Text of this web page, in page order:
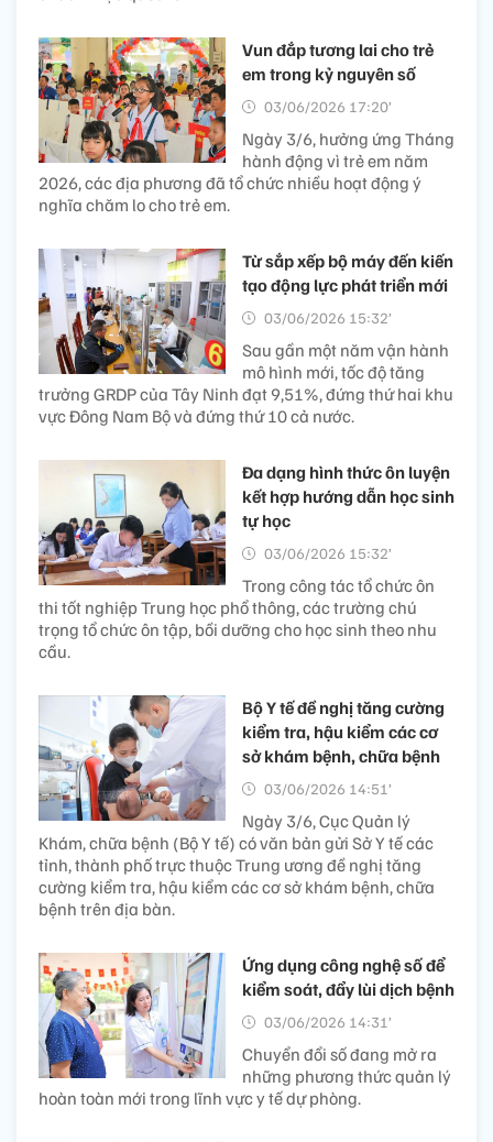
Vun đắp tương lai cho trẻ
em trong kỷ nguyên số
03/06/2026 17:20’
Ngày 3/6, hưởng ứng Tháng
hành động vì trẻ em năm
2026, các địa phương đã tổ chức nhiều hoạt động ý
nghĩa chăm lo cho trẻ em.
Từ sắp xếp bộ máy đến kiến
tạo động lực phát triển mới
03/06/2026 15:32’
Sau gần một năm vận hành
mô hình mới, tốc độ tăng
trưởng GRDP của Tây Ninh đạt 9,51%, đứng thứ hai khu
vực Đông Nam Bộ và đứng thứ 10 cả nước.
Đa dạng hình thức ôn luyện
kết hợp hướng dẫn học sinh
tự học
03/06/2026 15:32’
Trong công tác tổ chức ôn
thi tốt nghiệp Trung học phổ thông, các trường chú
trọng tổ chức ôn tập, bồi dưỡng cho học sinh theo nhu
cầu.
Bộ Y tế đề nghị tăng cường
kiểm tra, hậu kiểm các cơ
sở khám bệnh, chữa bệnh
03/06/2026 14:51’
Ngày 3/6, Cục Quản lý
Khám, chữa bệnh (Bộ Y tế) có văn bản gửi Sở Y tế các
tỉnh, thành phố trực thuộc Trung ương đề nghị tăng
cường kiểm tra, hậu kiểm các cơ sở khám bệnh, chữa
bệnh trên địa bàn.
Ứng dụng công nghệ số để
kiểm soát, đẩy lùi dịch bệnh
03/06/2026 14:31’
Chuyển đổi số đang mở ra
những phương thức quản lý
hoàn toàn mới trong lĩnh vực y tế dự phòng.